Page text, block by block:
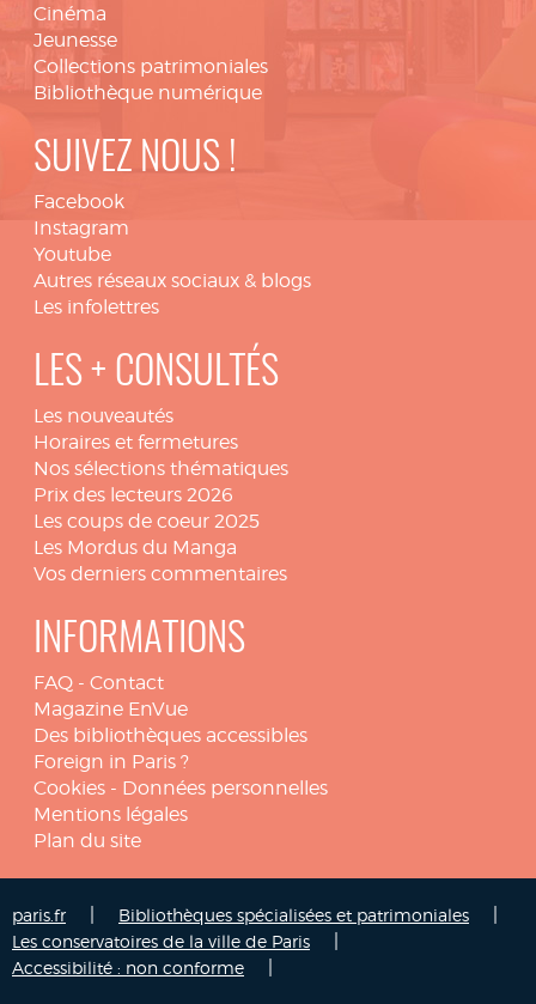
Cinéma
Jeunesse
Collections patrimoniales
Bibliothèque numérique
SUIVEZ NOUS !
Facebook
Instagram
Youtube
Autres réseaux sociaux & blogs
Les infolettres
LES + CONSULTÉS
Les nouveautés
Horaires et fermetures
Nos sélections thématiques
Prix des lecteurs 2026
Les coups de coeur 2025
Les Mordus du Manga
Vos derniers commentaires
INFORMATIONS
FAQ - Contact
Magazine EnVue
Des bibliothèques accessibles
Foreign in Paris ?
Cookies - Données personnelles
Mentions légales
Plan du site
paris.fr Bibliothèques spécialisées et patrimoniales
Les conservatoires de la ville de Paris
Accessibilité : non conforme